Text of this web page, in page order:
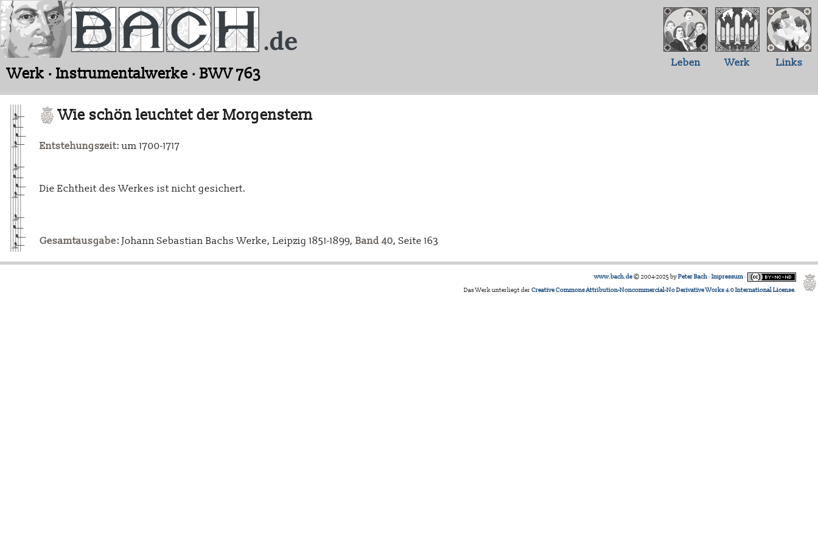
Werk · Instrumentalwerke · BWV 763
Leben Werk Links
Wie schön leuchtet der Morgenstern
Entstehungszeit: um 1700-1717
Die Echtheit des Werkes ist nicht gesichert.
Gesamtausgabe: Johann Sebastian Bachs Werke, Leipzig 1851-1899, Band 40, Seite 163
www.bach.de© 2004-2025 byPeter Bach· Impressum·
Das Werk unterliegt derCreative Commons Attribution-Noncommercial-No Derivative Works 4.0 International License.